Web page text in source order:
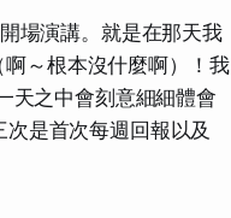
場演講。就是在那天我
～根本沒什麼啊）！我
天之中會刻意細細體會
是首次每週回報以及